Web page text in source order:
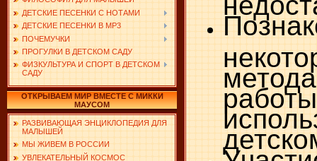
ДЕТСКИЕ ПЕСЕНКИ С НОТАМИ
ДЕТСКИЕ ПЕСЕНКИ В MP3
ПОЧЕМУЧКИ
ПРОГУЛКИ В ДЕТСКОМ САДУ
ФИЗКУЛЬТУРА И СПОРТ В ДЕТСКОМ
САДУ
ОТКРЫВАЕМ МИР ВМЕСТЕ С МИККИ
МАУСОМ
РАЗВИВАЮЩАЯ ЭНЦИКЛОПЕДИЯ ДЛЯ
МАЛЫШЕЙ
МЫ ЖИВЕМ В РОССИИ
УВЛЕКАТЕЛЬНЫЙ КОСМОС